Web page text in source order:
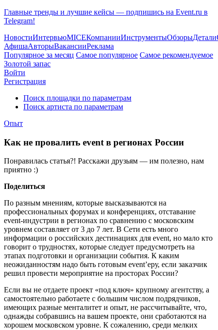
Главные тренды и лучшие кейсы — подпишись на Event.ru в
Telegram!
НовостиИнтервьюMICEКомпанииИнструментыОбзорыДетали
АфишаАвторыВакансииРеклама
Популярное за месяц Самое популярное Самое рекомендуемое
Золотой запас
Войти
Регистрация
Поиск площадки по параметрам
Поиск артиста по параметрам
Опыт
Как не провалить event в регионах России
Понравилась статья?! Расскажи друзьям — им полезно, нам
приятно :)
Поделиться
По разным мнениям, которые высказываются на
профессиональных форумах и конференциях, отставание
event-индустрии в регионах по сравнению с московским
уровнем составляет от 3 до 7 лет. В Сети есть много
информации о российских дестинациях для event, но мало кто
говорит о трудностях, которые следует предусмотреть на
этапах подготовки и организации события. К каким
неожиданностям надо быть готовым event’еру, если заказчик
решил провести мероприятие на просторах России?
Если вы не отдаете проект «под ключ» крупному агентству, а
самостоятельно работаете с большим числом подрядчиков,
имеющих разные менталитет и опыт, не рассчитывайте, что,
однажды собравшись на вашем проекте, они сработаются на
хорошем московском уровне. К сожалению, среди мелких